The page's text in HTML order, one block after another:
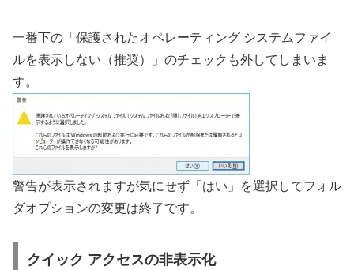
一番下の「保護されたオペレーティング システムファイ
ルを表示しない（推奨）」のチェックも外してしまいま
す。
警告が表示されますが気にせず「はい」を選択してフォル
ダオプションの変更は終了です。
クイック アクセスの非表示化